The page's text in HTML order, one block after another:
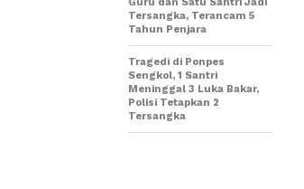
Guru dan Satu Santri Jadi
Tersangka, Terancam 5
Tahun Penjara
Tragedi di Ponpes
Sengkol, 1 Santri
Meninggal 3 Luka Bakar,
Polisi Tetapkan 2
Tersangka